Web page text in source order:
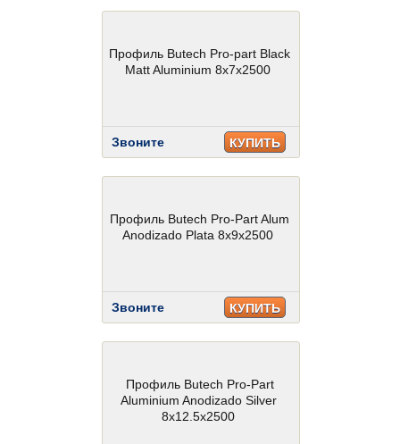
Профиль Butech Pro-part Black
Matt Aluminium 8x7x2500
Звоните КУПИТЬ
Профиль Butech Pro-Part Alum
Anodizado Plata 8x9x2500
Звоните КУПИТЬ
Профиль Butech Pro-Part
Aluminium Anodizado Silver
8x12.5x2500